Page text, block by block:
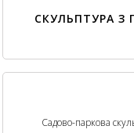
СКУЛЬПТУРА З
Садово-паркова